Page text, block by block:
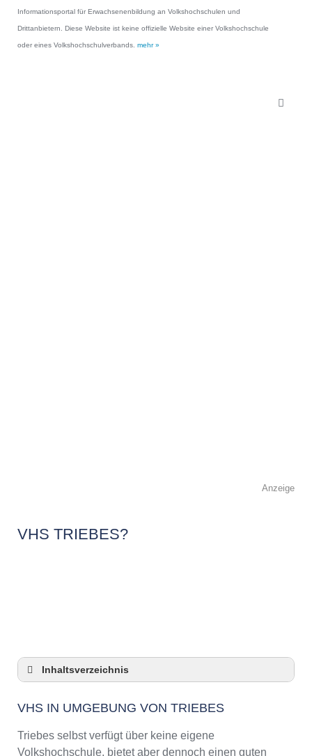
Informationsportal für Erwachsenenbildung an Volkshochschulen und
Drittanbietern. Diese Website ist keine offizielle Website einer Volkshochschule
oder eines Volkshochschulverbands. mehr »
Anzeige
VHS TRIEBES?
Inhaltsverzeichnis
3 Quicktipps
Checkliste: VHS-Kurse rund um Triebes finden
Keine VHS in Triebes
VHS IN UMGEBUNG VON TRIEBES
Triebes selbst verfügt über keine eigene
Volkshochschule, bietet aber dennoch einen guten